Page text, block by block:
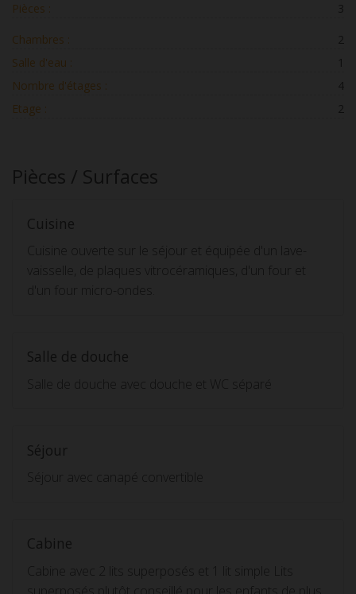
Pièces :
3
Chambres :
2
Salle d'eau :
1
Nombre d'étages :
4
Etage :
2
Pièces / Surfaces
Cuisine
Cuisine ouverte sur le séjour et équipée d'un lave-
vaisselle, de plaques vitrocéramiques, d'un four et
d'un four micro-ondes.
Salle de douche
Salle de douche avec douche et WC séparé
Séjour
Séjour avec canapé convertible
Cabine
Cabine avec 2 lits superposés et 1 lit simple Lits
superposés plutôt conseillé pour les enfants de plus